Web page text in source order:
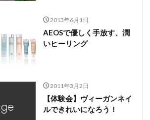
2013年6月1日
AEOSで優しく手放す、潤
いヒーリング
2011年3月2日
【体験会】ヴィーガンネイ
ルできれいになろう！